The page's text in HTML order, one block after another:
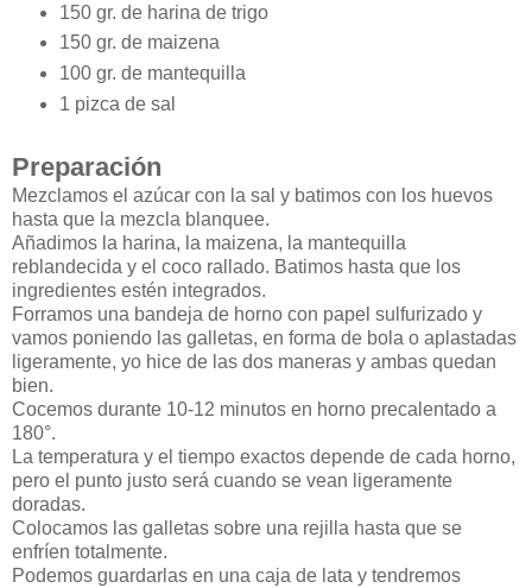
150 gr. de harina de trigo
150 gr. de maizena
100 gr. de mantequilla
1 pizca de sal
Preparación
Mezclamos el azúcar con la sal y batimos con los huevos
hasta que la mezcla blanquee.
Añadimos la harina, la maizena, la mantequilla
reblandecida y el coco rallado. Batimos hasta que los
ingredientes estén integrados.
Forramos una bandeja de horno con papel sulfurizado y
vamos poniendo las galletas, en forma de bola o aplastadas
ligeramente, yo hice de las dos maneras y ambas quedan
bien.
Cocemos durante 10-12 minutos en horno precalentado a
180°.
La temperatura y el tiempo exactos depende de cada horno,
pero el punto justo será cuando se vean ligeramente
doradas.
Colocamos las galletas sobre una rejilla hasta que se
enfríen totalmente.
Podemos guardarlas en una caja de lata y tendremos